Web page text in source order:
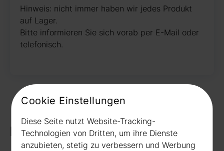
Hinweis: nicht immer haben wir jedes Produkt
auf Lager.
Bitte informieren Sie sich vorab per E-Mail oder
telefonisch.
Kontakt
Cookie Einstellungen
Diese Seite nutzt Website-Tracking-
Technologien von Dritten, um ihre Dienste
anzubieten, stetig zu verbessern und Werbung